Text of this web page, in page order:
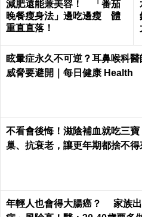
減肥還能兼美容！ 「番茄
晚餐瘦身法」邊吃邊瘦 體
重直直落！
眩暈症永久不可逆？耳鼻喉科醫
威脅要避開｜每日健康 Health
不看會後悔！滋陰補血就吃三寶
巢、抗衰老，讓更年期都捨不得
年輕人也會得大腸癌？ 家族